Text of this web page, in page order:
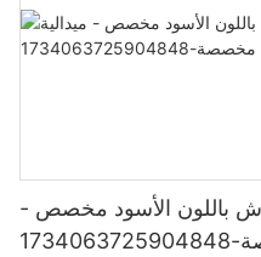
باللون الأسود مخصص -